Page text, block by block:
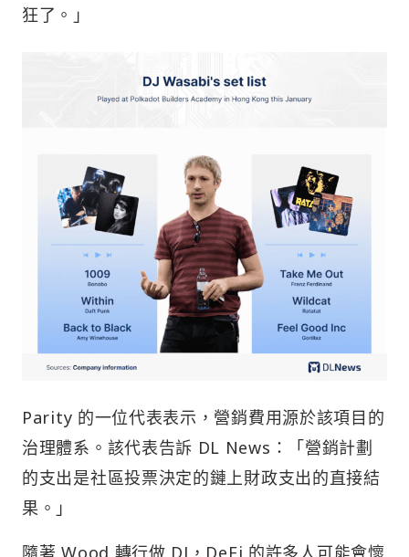
狂了。」
Parity 的一位代表表示，營銷費用源於該項目的
治理體系。該代表告訴 DL News：「營銷計劃
的支出是社區投票決定的鏈上財政支出的直接結
果。」
隨著 Wood 轉行做 DJ，DeFi 的許多人可能會懷